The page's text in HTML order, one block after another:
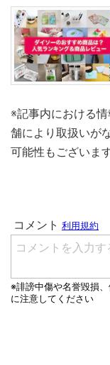
※記事内における
舗により取扱いが
可能性もございま